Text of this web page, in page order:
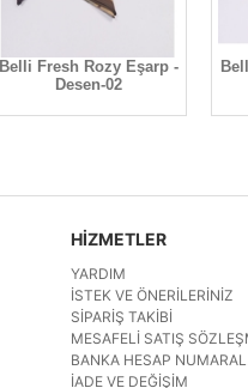
Belli Fresh Rozy Eşarp -
Desen-02
HİZMETLER
YARDIM
İSTEK VE ÖNERILERINIZ
SIPARIŞ TAKIBI
MESAFELI SATIŞ
BANKA HESAP
İADE VE DEĞIŞIM